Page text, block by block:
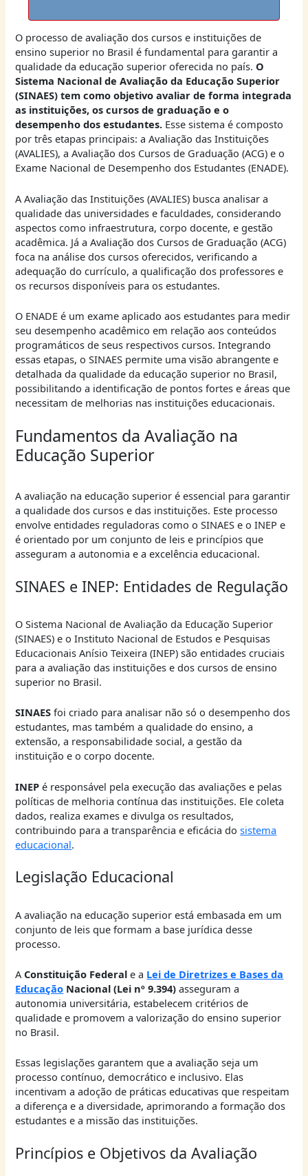
O processo de avaliação dos cursos e instituições de
ensino superior no Brasil é fundamental para garantir a
qualidade da educação superior oferecida no país.O
Sistema Nacional de Avaliação da Educação Superior
(SINAES) tem como objetivo avaliar de forma integrada
as instituições, os cursos de graduação e o
desempenho dos estudantes. Esse sistema é composto
por três etapas principais: a Avaliação das Instituições
(AVALIES), a Avaliação dos Cursos de Graduação (ACG) e o
Exame Nacional de Desempenho dos Estudantes (ENADE).
A Avaliação das Instituições (AVALIES) busca analisar a
qualidade das universidades e faculdades, considerando
aspectos como infraestrutura, corpo docente, e gestão
acadêmica. Já a Avaliação dos Cursos de Graduação (ACG)
foca na análise dos cursos oferecidos, verificando a
adequação do currículo, a qualificação dos professores e
os recursos disponíveis para os estudantes.
O ENADE é um exame aplicado aos estudantes para medir
seu desempenho acadêmico em relação aos conteúdos
programáticos de seus respectivos cursos. Integrando
essas etapas, o SINAES permite uma visão abrangente e
detalhada da qualidade da educação superior no Brasil,
possibilitando a identificação de pontos fortes e áreas que
necessitam de melhorias nas instituições educacionais.
Fundamentos da Avaliação na
Educação Superior
A avaliação na educação superior é essencial para garantir
a qualidade dos cursos e das instituições. Este processo
envolve entidades reguladoras como o SINAES e o INEP e
é orientado por um conjunto de leis e princípios que
asseguram a autonomia e a excelência educacional.
SINAES e INEP: Entidades de Regulação
O Sistema Nacional de Avaliação da Educação Superior
(SINAES) e o Instituto Nacional de Estudos e Pesquisas
Educacionais Anísio Teixeira (INEP) são entidades cruciais
para a avaliação das instituições e dos cursos de ensino
superior no Brasil.
SINAES foi criado para analisar não só o desempenho dos
estudantes, mas também a qualidade do ensino, a
extensão, a responsabilidade social, a gestão da
instituição e o corpo docente.
INEP é responsável pela execução das avaliações e pelas
políticas de melhoria contínua das instituições. Ele coleta
dados, realiza exames e divulga os resultados,
contribuindo para a transparência e eficácia dosistema
educacional.
Legislação Educacional
A avaliação na educação superior está embasada em um
conjunto de leis que formam a base jurídica desse
processo.
AConstituição Federal e a Lei de Diretrizes e Bases da
Educação Nacional (Lei nº 9.394) asseguram a
autonomia universitária, estabelecem critérios de
qualidade e promovem a valorização do ensino superior
no Brasil.
Essas legislações garantem que a avaliação seja um
processo contínuo, democrático e inclusivo. Elas
incentivam a adoção de práticas educativas que respeitam
a diferença e a diversidade, aprimorando a formação dos
estudantes e a missão das instituições.
Princípios e Objetivos da Avaliação